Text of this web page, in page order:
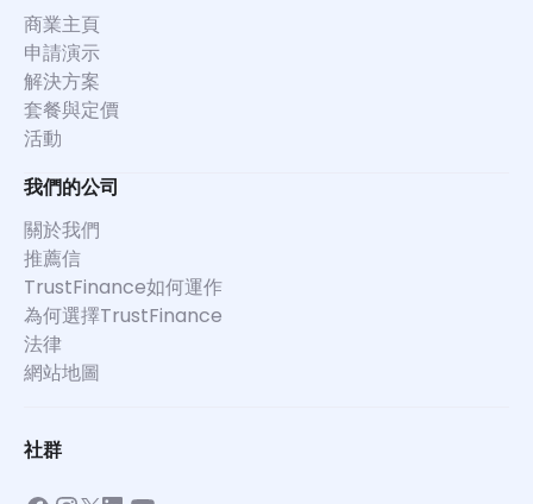
商業主頁
申請演示
解決方案
套餐與定價
活動
我們的公司
關於我們
推薦信
TrustFinance如何運作
為何選擇TrustFinance
法律
網站地圖
社群